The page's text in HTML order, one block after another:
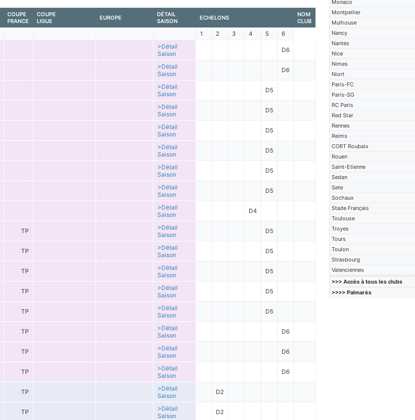
Monaco
Montpellier
Mulhouse
Nancy
Nantes
Nice
Nimes
Niort
Paris-FC
Paris-SG
RC Paris
Red Star
Rennes
Reims
CORT Roubaix
Rouen
Saint-Etienne
Sedan
Sete
Sochaux
Stade Français
Toulouse
Troyes
Tours
Toulon
Strasbourg
Valenciennes
>>> Accès à tous les clubs
>>>> Palmarès
COUPE
FRANCE
COUPE
LIGUE
EUROPE
DÉTAIL
SAISON
ECHELONS
NOM
CLUB
1 2 3 4 5 6
>Détail
Saison
D6
>Détail
Saison
D6
>Détail
Saison
D5
>Détail
Saison
D5
>Détail
Saison
D5
>Détail
Saison
D5
>Détail
Saison
D5
>Détail
Saison
D5
>Détail
Saison
D4
TP
>Détail
Saison
D5
TP
>Détail
Saison
D5
TP
>Détail
Saison
D5
TP
>Détail
Saison
D5
TP
>Détail
Saison
D5
TP
>Détail
Saison
D6
TP
>Détail
Saison
D6
TP
>Détail
Saison
D6
TP
>Détail
Saison
D2
TP
>Détail
Saison
D2